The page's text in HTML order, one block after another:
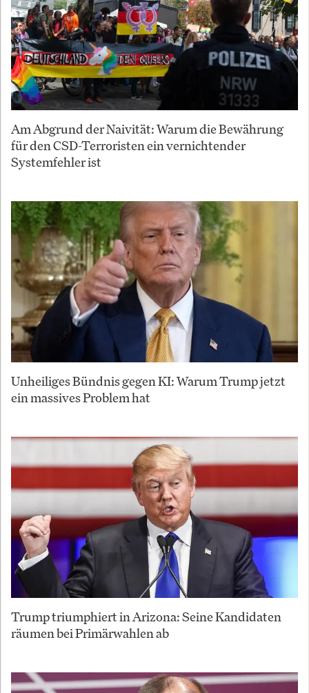
Am Abgrund der Naivität: Warum die Bewährung
für den CSD-Terroristen ein vernichtender
Systemfehler ist
Unheiliges Bündnis gegen KI: Warum Trump jetzt
ein massives Problem hat
Trump triumphiert in Arizona: Seine Kandidaten
räumen bei Primärwahlen ab